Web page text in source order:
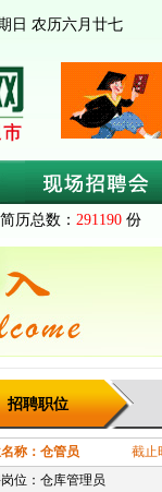
日 农历六月廿七
历总数： 291190 份
招聘职位
称：仓管员 截止时间
位：仓库管理员